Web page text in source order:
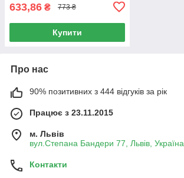
633,86 ₴ 773 ₴
Купити
Про нас
90% позитивних з 444 відгуків за рік
Працює з 23.11.2015
м. Львів
вул.Степана Бандери 77, Львів, Україна
Контакти